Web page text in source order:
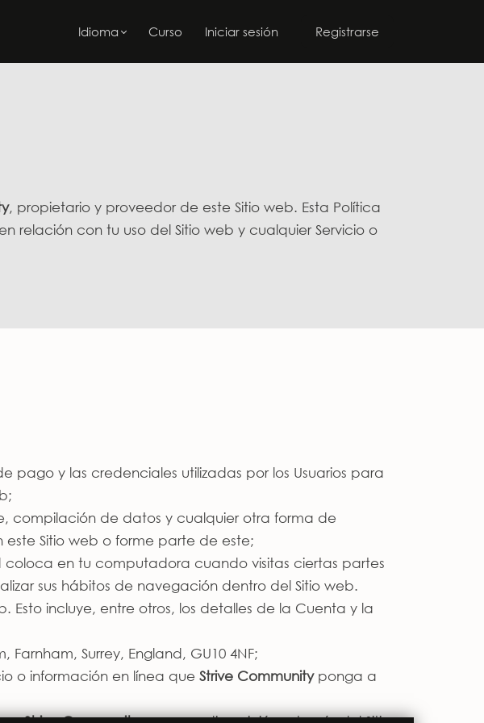
Idioma Curso Iniciar sesión Registrarse
, propietario y proveedor de este Sitio web. Esta Política
relación con tu uso del Sitio web y cualquier Servicio o
pago y las credenciales utilizadas por los Usuarios para
compilación de datos y cualquier otra forma de
Sitio web o forme parte de este;
en tu computadora cuando visitas ciertas partes
sus hábitos de navegación dentro del Sitio web.
Esto incluye, entre otros, los detalles de la Cuenta y la
Farnham, Surrey, England, GU10 4NF;
o información en línea que Strive Communityponga a